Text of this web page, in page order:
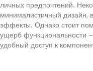
личных предпочтений.
минималистичный дизайн,
эффекты. Однако стоит
ущерб функциональности
удобный доступ к